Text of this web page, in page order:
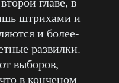
штрихами и
и более-
развилки.
выборов,
в конченом